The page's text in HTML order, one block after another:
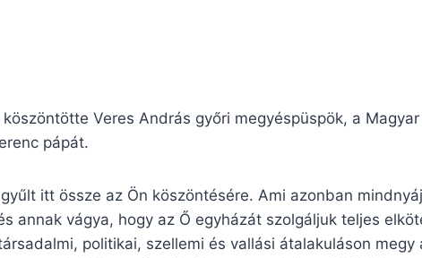
Veres András győri megyéspüspök, a
pápát.
itt össze az Ön köszöntésére. Ami azonban
annak vágya, hogy az Ő egyházát szolgáljuk teljes
politikai, szellemi és vallási átalakuláson megy